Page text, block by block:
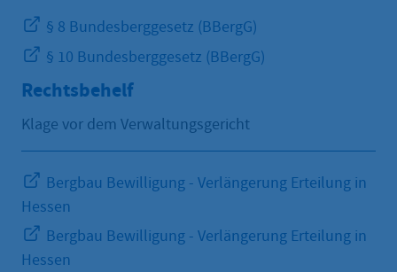
§ 8 Bundesberggesetz (BBergG)
§ 10 Bundesberggesetz (BBergG)
Rechtsbehelf
Klage vor dem Verwaltungsgericht
Bergbau Bewilligung - Verlängerung Erteilung in
Hessen
Bergbau Bewilligung - Verlängerung Erteilung in
Hessen